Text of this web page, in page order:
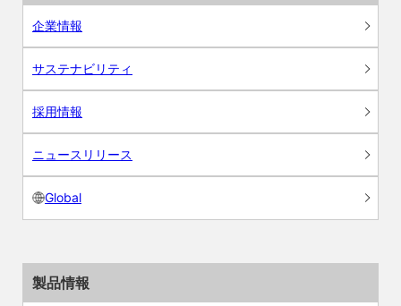
企業情報
サステナビリティ
採用情報
ニュースリリース
Global
製品情報